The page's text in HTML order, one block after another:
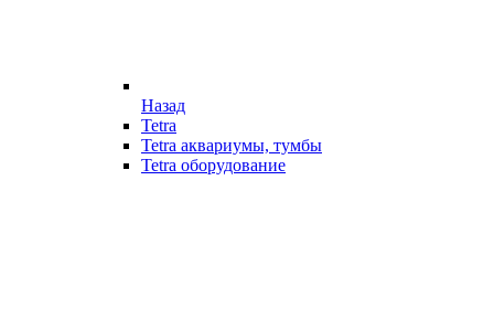
Назад
Tetra
Tetra аквариумы, тумбы
Tetra оборудование